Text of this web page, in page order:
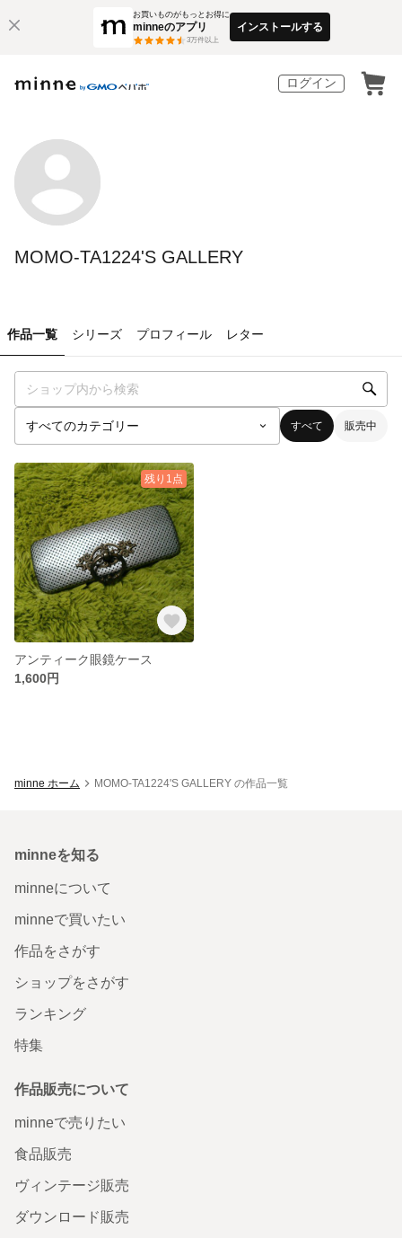
お買いものがもっとお得に
minneのアプリ
3万件以上
インストールする
ログイン
MOMO-TA1224'S GALLERY
作品一覧 シリーズ プロフィール レター
すべて 販売中
残り1点
アンティーク眼鏡ケース
1,600円
minne ホーム MOMO-TA1224'S GALLERY の作品一覧
minneを知る
minneについて
minneで買いたい
作品をさがす
ショップをさがす
ランキング
特集
作品販売について
minneで売りたい
食品販売
ヴィンテージ販売
ダウンロード販売